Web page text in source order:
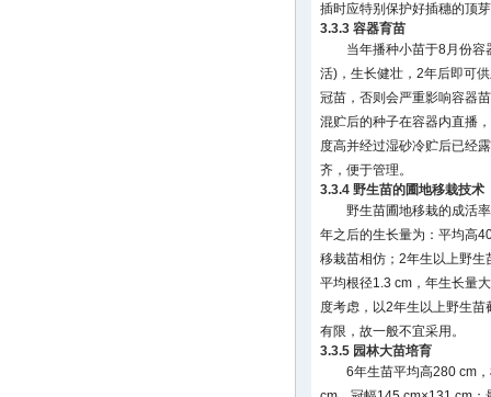
插时应特别保护好插穗的顶
3.3.3 容器育苗
当年播种小苗于8月份
活)，生长健壮，2年后即可
冠苗，否则会严重影响容器
混贮后的种子在容器内直播
度高并经过湿砂冷贮后已经
齐，便于管理。
3.3.4 野生苗的圃地移栽技术
野生苗圃地移栽的成活
年之后的生长量为：平均高
移栽苗相仿；2年生以上野
平均根径1.3 cm，年生长量
度考虑，以2年生以上野生
有限，故一般不宜采用。
3.3.5 园林大苗培育
6年生苗平均高280 cm